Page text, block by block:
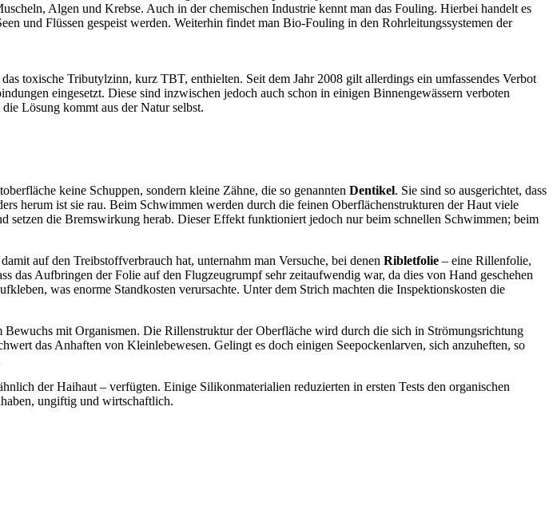
Algen und Krebse. Auch in der chemischen Industrie kennt man das Fouling. Hierbei handelt es
und Flüssen gespeist werden. Weiterhin findet man Bio-Fouling in den Rohrleitungssystemen der
toxische Tributylzinn, kurz TBT, enthielten. Seit dem Jahr 2008 gilt allerdings ein umfassendes Verbot
eingesetzt. Diese sind inzwischen jedoch auch schon in einigen Binnengewässern verboten
Lösung kommt aus der Natur selbst.
keine Schuppen, sondern kleine Zähne, die so genannten Dentikel. Sie sind so ausgerichtet, dass
herum ist sie rau. Beim Schwimmen werden durch die feinen Oberflächenstrukturen der Haut viele
die Bremswirkung herab. Dieser Effekt funktioniert jedoch nur beim schnellen Schwimmen; beim
auf den Treibstoffverbrauch hat, unternahm man Versuche, bei denen Ribletfolie – eine Rillenfolie,
das Aufbringen der Folie auf den Flugzeugrumpf sehr zeitaufwendig war, da dies von Hand geschehen
was enorme Standkosten verursachte. Unter dem Strich machten die Inspektionskosten die
mit Organismen. Die Rillenstruktur der Oberfläche wird durch die sich in Strömungsrichtung
das Anhaften von Kleinlebewesen. Gelingt es doch einigen Seepockenlarven, sich anzuheften, so
der Haihaut – verfügten. Einige Silikonmaterialien reduzierten in ersten Tests den organischen
ungiftig und wirtschaftlich.